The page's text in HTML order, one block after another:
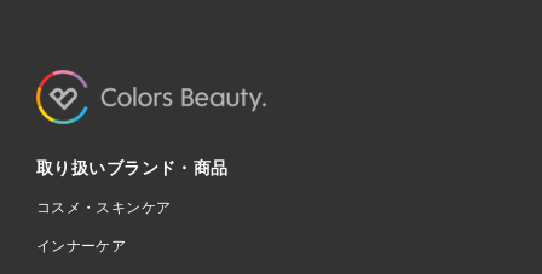
取り扱いブランド・商品
コスメ・スキンケア
インナーケア